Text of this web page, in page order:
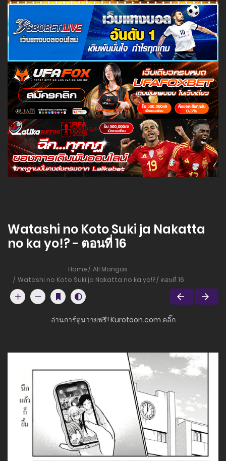
Watashi no Koto Suki ja Nakatta
no ka yo!? - ตอนที่ 16
Home
All Mangas
Watashi no Koto Suki ja Nakatta no ka yo!?
ตอนที่ 16
อ่านการ์ตูนวายฟรี! Kurotoon.com คลิ๊ก